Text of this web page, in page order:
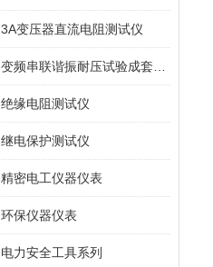
3A变压器直流电阻测试仪
绝缘电阻测试仪
继电保护测试仪
精密电工仪器仪表
环保仪器仪表
电力安全工具系列